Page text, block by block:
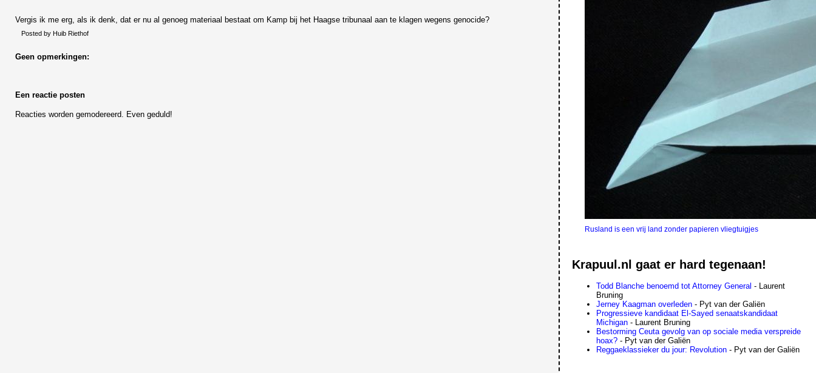
Vergis ik me erg, als ik denk, dat er nu al genoeg materiaal bestaat om Kamp bij het Haagse tribunaal aan te klagen wegens genocide?
Posted by Huib Riethof
Geen opmerkingen:
Een reactie posten
Reacties worden gemodereerd. Even geduld!
Rusland is een vrij land zonder papieren vliegtuigjes
Krapuul.nl gaat er hard tegenaan!
Todd Blanche benoemd tot Attorney General - Laurent
Bruning
Jerney Kaagman overleden - Pyt van der Galiën
Progressieve kandidaat El-Sayed senaatskandidaat
Michigan - Laurent Bruning
Bestorming Ceuta gevolg van op sociale media verspreide
hoax? - Pyt van der Galiën
Reggaeklassieker du jour: Revolution - Pyt van der Galiën